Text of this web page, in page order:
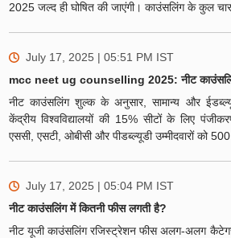
2025 जल्द ही घोषित की जाएंगी। काउंसलिंग के कुल
July 17, 2025 | 05:51 PM IST
​mcc neet ug counselling 2025: नीट
नीट काउंसलिंग शुल्क के अनुसार, सामान्य और
केंद्रीय विश्वविद्यालयों की 15% सीटों के लिए
एससी, एसटी, ओबीसी और पीडब्ल्यूडी उम्मीदवारों को
July 17, 2025 | 05:04 PM IST
नीट काउंसलिंग में कितनी फीस लगती है?
नीट यूजी काउंसलिंग रजिस्ट्रेशन फीस अलग-अलग